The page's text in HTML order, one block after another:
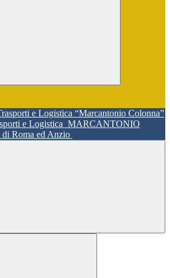
e Logistica MARCANTONIO
Roma ed Anzio